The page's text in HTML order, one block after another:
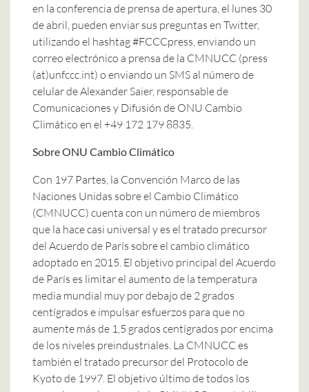
en la conferencia de prensa de apertura, el lunes 30
de abril, pueden enviar sus preguntas en Twitter,
utilizando el hashtag #FCCCpress, enviando un
correo electrónico a prensa de la CMNUCC (press
(at)unfccc.int) o enviando un SMS al número de
celular de Alexander Saier, responsable de
Comunicaciones y Difusión de ONU Cambio
Climático en el +49 172 179 8835.
Sobre ONU Cambio Climático
Con 197 Partes, la Convención Marco de las
Naciones Unidas sobre el Cambio Climático
(CMNUCC) cuenta con un número de miembros
que la hace casi universal y es el tratado precursor
del Acuerdo de París sobre el cambio climático
adoptado en 2015. El objetivo principal del Acuerdo
de París es limitar el aumento de la temperatura
media mundial muy por debajo de 2 grados
centígrados e impulsar esfuerzos para que no
aumente más de 1,5 grados centígrados por encima
de los niveles preindustriales. La CMNUCC es
también el tratado precursor del Protocolo de
Kyoto de 1997. El objetivo último de todos los